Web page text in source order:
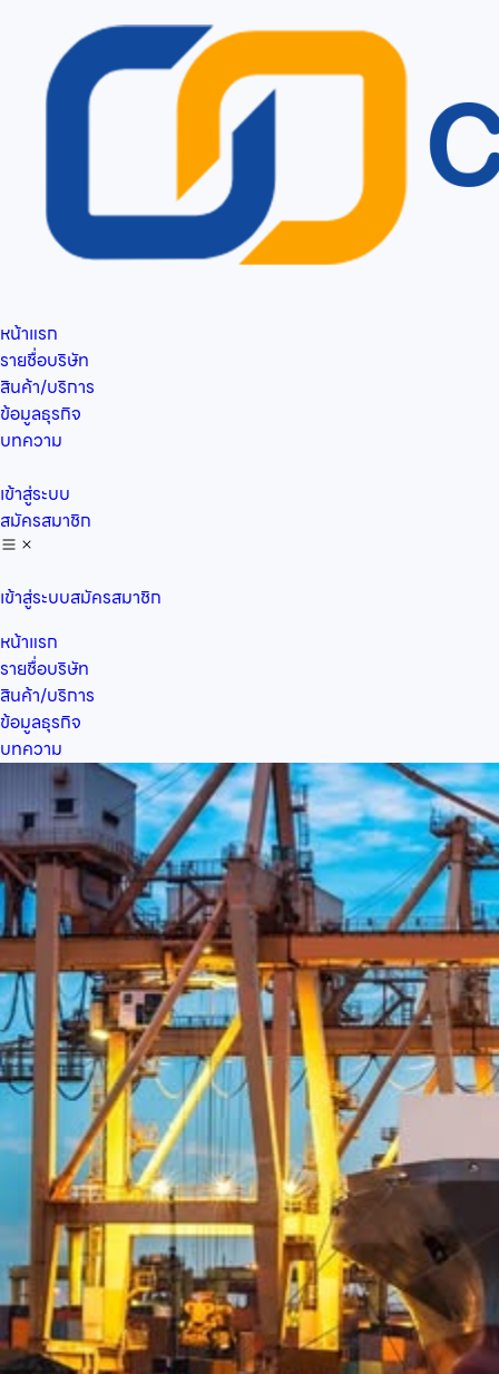
หน้าแรก
รายชื่อบริษัท
สินค้า/บริการ
ข้อมูลธุรกิจ
บทความ
เข้าสู่ระบบ
สมัครสมาชิก
เข้าสู่ระบบสมัครสมาชิก
หน้าแรก
รายชื่อบริษัท
สินค้า/บริการ
ข้อมูลธุรกิจ
บทความ